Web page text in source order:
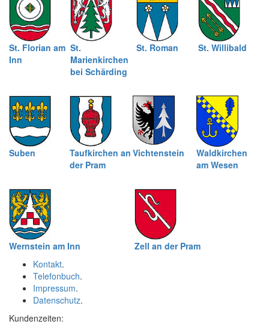
St. Florian am
Inn
St.
Marienkirchen
bei Schärding
St. Roman St. Willibald
Suben
Taufkirchen an
der Pram
Vichtenstein
Waldkirchen
am Wesen
Wernstein am Inn
Zell an der Pram
Kontakt.
Telefonbuch.
Impressum.
Datenschutz.
Kundenzeiten: